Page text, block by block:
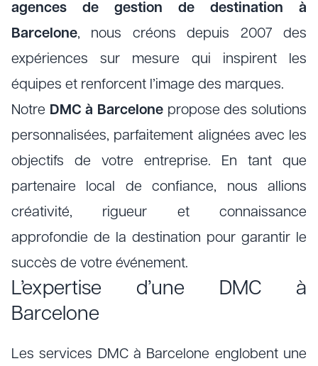
agences de gestion de destination à
Barcelone, nous créons depuis 2007 des
expériences sur mesure qui inspirent les
équipes et renforcent l’image des marques.
Notre DMC à Barcelone propose des solutions
personnalisées, parfaitement alignées avec les
objectifs de votre entreprise. En tant que
partenaire local de confiance, nous allions
créativité, rigueur et connaissance
approfondie de la destination pour garantir le
succès de votre événement.
L’expertise d’une DMC à
Barcelone
Les services DMC à Barcelone englobent une